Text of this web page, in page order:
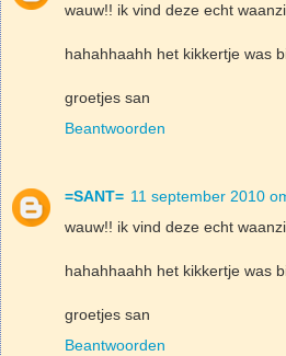
wauw!! ik vind deze echt
hahahhaahh het kikkertje was
groetjes san
Beantwoorden
=SANT= 11 september 2010
wauw!! ik vind deze echt
hahahhaahh het kikkertje was
groetjes san
Beantwoorden